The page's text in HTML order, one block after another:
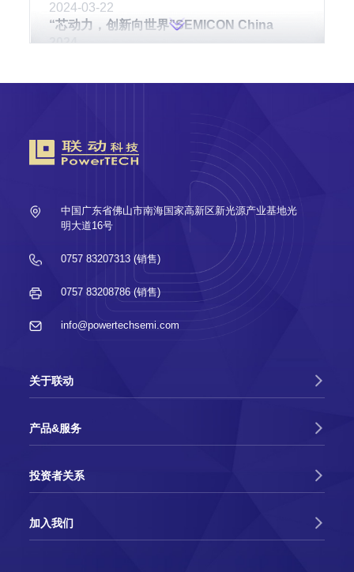
2024-03-22
“芯动力，创新向世界”SEMICON China
2024
2023-07-03
精彩联动 SEMICON Taiwan 2023落幕的展
2023-05-19
联动科技成功参展第五届SEMI-e深圳国际半
2022-09-22
佛山市联动科技股份有限公司股票在深圳证券
交易所创业板成功上市
联动科技成功参展SEMICON CHINA 2021
2019-03-22
联动科技成功参展SEMICON CHINA 2019
2019-03-13
动”
中国广东省佛山市南海国家高新区新光源产业基地光
明大道16号
0757 83207313 (销售)
0757 83208786 (销售)
info@powertechsemi.com
关于联动
产品&服务
投资者关系
加入我们